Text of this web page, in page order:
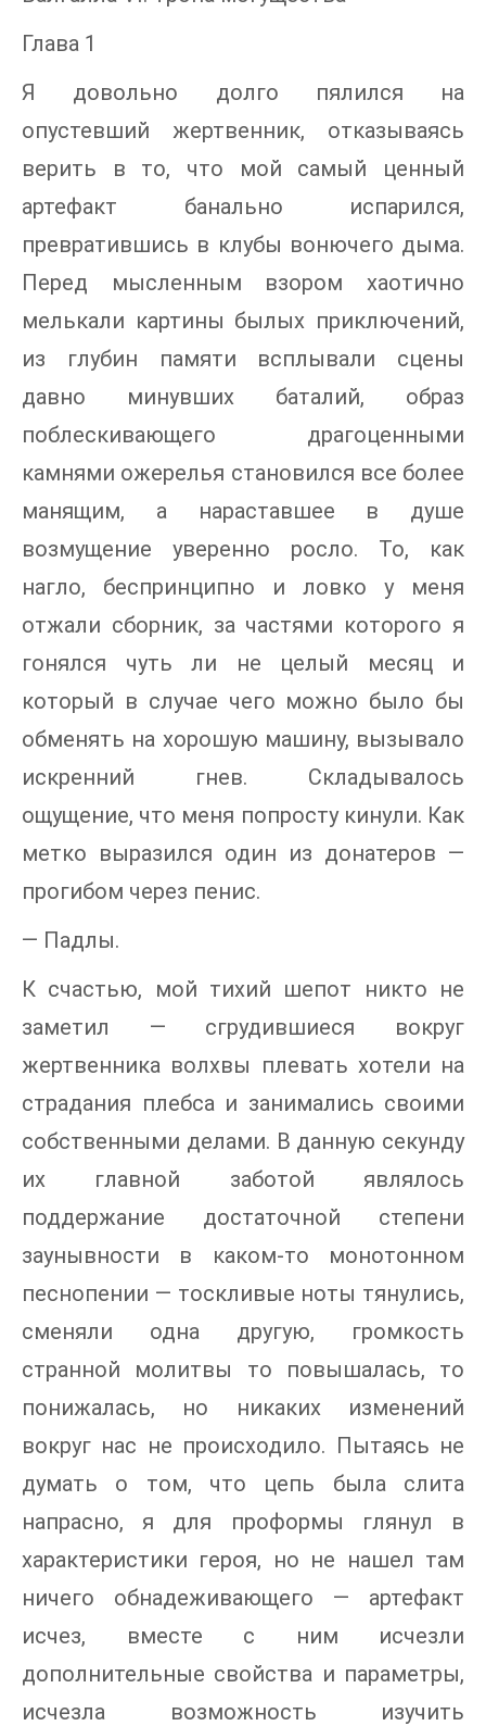
Глава 1
Я довольно долго пялился на
опустевший жертвенник, отказываясь
верить в то, что мой самый ценный
артефакт банально испарился,
превратившись в клубы вонючего дыма.
Перед мысленным взором хаотично
мелькали картины былых приключений,
из глубин памяти всплывали сцены
давно минувших баталий, образ
поблескивающего драгоценными
камнями ожерелья становился все более
манящим, а нараставшее в душе
возмущение уверенно росло. То, как
нагло, беспринципно и ловко у меня
отжали сборник, за частями которого я
гонялся чуть ли не целый месяц и
который в случае чего можно было бы
обменять на хорошую машину, вызывало
искренний гнев. Складывалось
ощущение, что меня попросту кинули. Как
метко выразился один из донатеров —
прогибом через пенис.
— Падлы.
К счастью, мой тихий шепот никто не
заметил — сгрудившиеся вокруг
жертвенника волхвы плевать хотели на
страдания плебса и занимались своими
собственными делами. В данную секунду
их главной заботой являлось
поддержание достаточной степени
заунывности в каком-то монотонном
песнопении — тоскливые ноты тянулись,
сменяли одна другую, громкость
странной молитвы то повышалась, то
понижалась, но никаких изменений
вокруг нас не происходило. Пытаясь не
думать о том, что цепь была слита
напрасно, я для проформы глянул в
характеристики героя, но не нашел там
ничего обнадеживающего — артефакт
исчез, вместе с ним исчезли
дополнительные свойства и параметры,
исчезла возможность изучить